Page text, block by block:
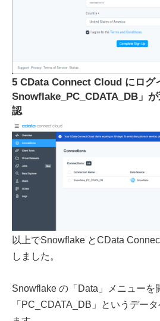
5 CData Connect Cloud にログ
Snowflake_PC_CDATA_DB」
認
以上でSnowflake とCData
しました。
Snowflake の「Data」メニューを
「PC_CDATA_DB」というデー